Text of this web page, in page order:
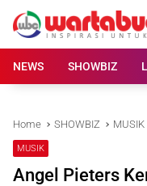
content
NEWS
SHOWBIZ
Home SHOWBIZ MUSIK
MUSIK
Angel Pieters